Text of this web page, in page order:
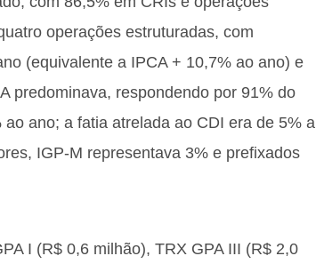
operações estruturadas, com
(equivalente a IPCA + 10,7% ao ano) e
predominava, respondendo por 91% do
ano; a fatia atrelada ao CDI era de 5% a
IGP-M representava 3% e prefixados
I (R$ 0,6 milhão), TRX GPA III (R$ 2,0